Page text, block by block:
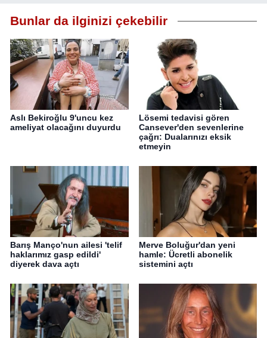
Bunlar da ilginizi çekebilir
Aslı Bekiroğlu 9'uncu kez
ameliyat olacağını duyurdu
Lösemi tedavisi gören
Cansever'den sevenlerine
çağrı: Dualarınızı eksik
etmeyin
Barış Manço'nun ailesi 'telif
haklarımız gasp edildi'
diyerek dava açtı
Merve Boluğur'dan yeni
hamle: Ücretli abonelik
sistemini açtı